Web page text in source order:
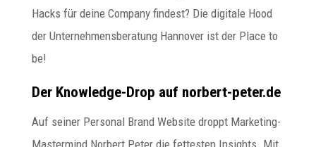
Hacks für deine Company findest? Die digitale Hood
der Unternehmensberatung Hannover ist der Place to
be!
Der Knowledge-Drop auf norbert-peter.de
Auf seiner Personal Brand Website droppt Marketing-
Mastermind Norbert Peter die fettesten Insights. Mit